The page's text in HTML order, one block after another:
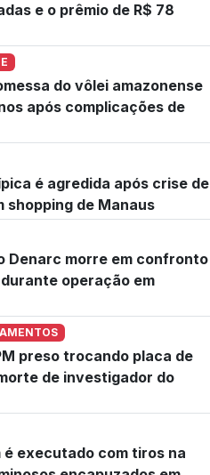
e o prêmio de R$ 78
do vôlei amazonense
após complicações de
é agredida após crise de
shopping de Manaus
Denarc morre em confronto
operação em
preso trocando placa de
de investigador do
é executado com tiros na